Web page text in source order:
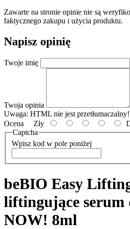
Zawarte na stronie opinie nie są
faktycznego zakupu i użycia produktu.
Napisz opinię
Twoje imię
Twoja opinia
Uwaga: HTML nie jest przetłumaczalny!
Ocena Zły
Captcha
Wpisz kod w pole poniżej
beBIO Easy
liftingujące serum
NOW! 8ml